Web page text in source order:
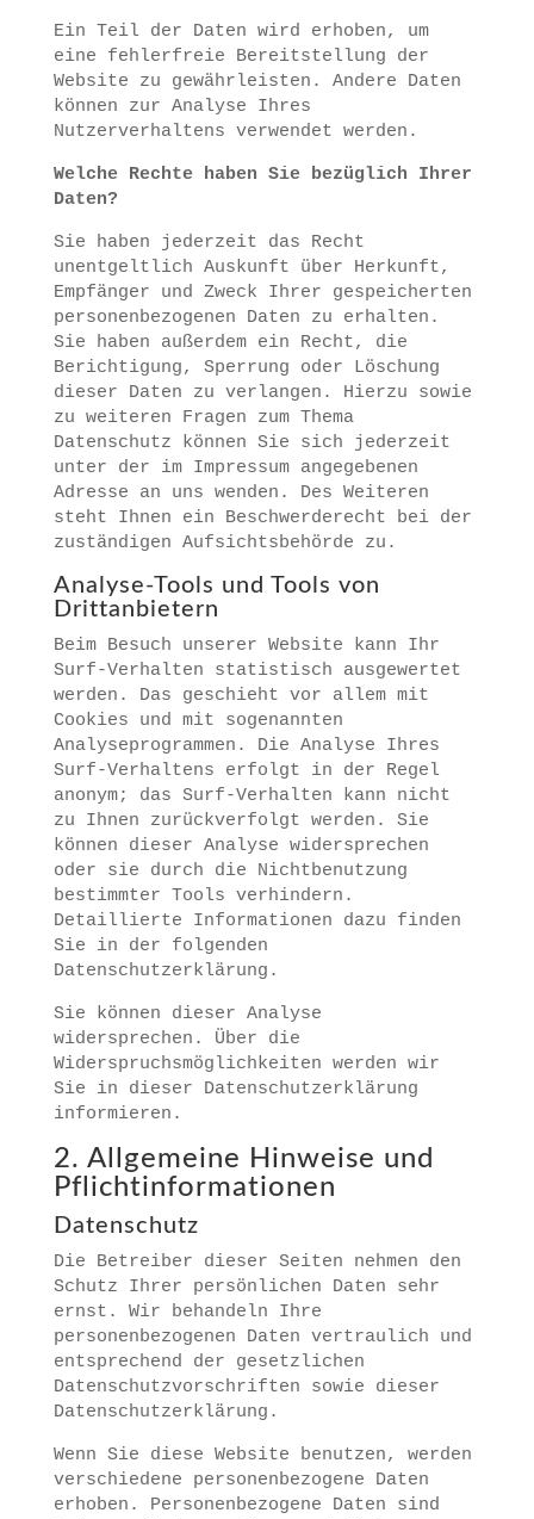
Ein Teil der Daten wird erhoben, um
eine fehlerfreie Bereitstellung der
Website zu gewährleisten. Andere Daten
können zur Analyse Ihres
Nutzerverhaltens verwendet werden.
Welche Rechte haben Sie bezüglich Ihrer
Daten?
Sie haben jederzeit das Recht
unentgeltlich Auskunft über Herkunft,
Empfänger und Zweck Ihrer gespeicherten
personenbezogenen Daten zu erhalten.
Sie haben außerdem ein Recht, die
Berichtigung, Sperrung oder Löschung
dieser Daten zu verlangen. Hierzu sowie
zu weiteren Fragen zum Thema
Datenschutz können Sie sich jederzeit
unter der im Impressum angegebenen
Adresse an uns wenden. Des Weiteren
steht Ihnen ein Beschwerderecht bei der
zuständigen Aufsichtsbehörde zu.
Analyse-Tools und Tools von
Drittanbietern
Beim Besuch unserer Website kann Ihr
Surf-Verhalten statistisch ausgewertet
werden. Das geschieht vor allem mit
Cookies und mit sogenannten
Analyseprogrammen. Die Analyse Ihres
Surf-Verhaltens erfolgt in der Regel
anonym; das Surf-Verhalten kann nicht
zu Ihnen zurückverfolgt werden. Sie
können dieser Analyse widersprechen
oder sie durch die Nichtbenutzung
bestimmter Tools verhindern.
Detaillierte Informationen dazu finden
Sie in der folgenden
Datenschutzerklärung.
Sie können dieser Analyse
widersprechen. Über die
Widerspruchsmöglichkeiten werden wir
Sie in dieser Datenschutzerklärung
informieren.
2. Allgemeine Hinweise und
Pflichtinformationen
Datenschutz
Die Betreiber dieser Seiten nehmen den
Schutz Ihrer persönlichen Daten sehr
ernst. Wir behandeln Ihre
personenbezogenen Daten vertraulich und
entsprechend der gesetzlichen
Datenschutzvorschriften sowie dieser
Datenschutzerklärung.
Wenn Sie diese Website benutzen, werden
verschiedene personenbezogene Daten
erhoben. Personenbezogene Daten sind